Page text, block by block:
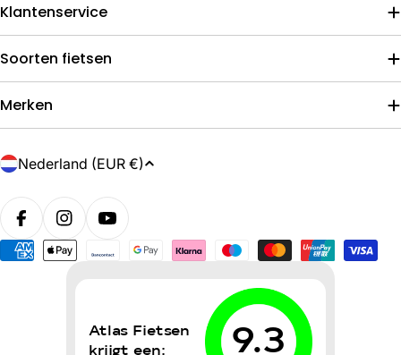
Klantenservice
Soorten fietsen
Merken
L
n
d
/
Nederland (EUR €)
Betaalmethoden